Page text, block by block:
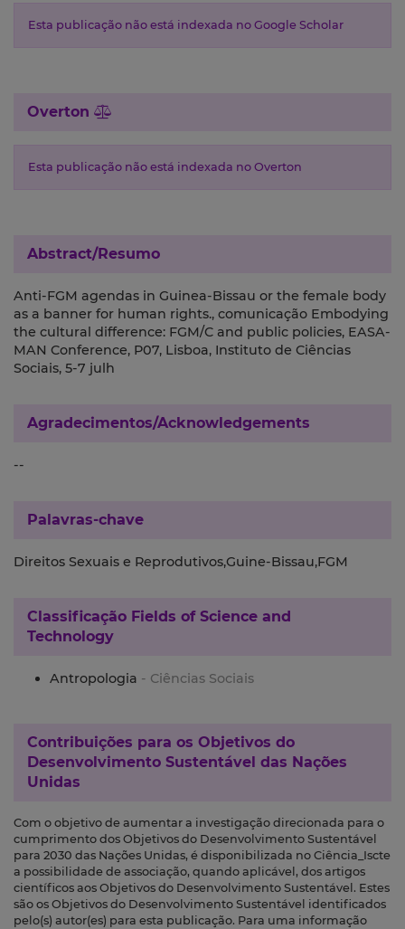
Esta publicação não está indexada no Google Scholar
Overton
Esta publicação não está indexada no Overton
Abstract/Resumo
Anti-FGM agendas in Guinea-Bissau or the female body
as a banner for human rights., comunicação Embodying
the cultural difference: FGM/C and public policies, EASA-
MAN Conference, P07, Lisboa, Instituto de Ciências
Sociais, 5-7 julh
Agradecimentos/Acknowledgements
--
Palavras-chave
Direitos Sexuais e Reprodutivos,Guine-Bissau,FGM
Classificação Fields of Science and
Technology
Antropologia - Ciências Sociais
Contribuições para os Objetivos do
Desenvolvimento Sustentável das Nações
Unidas
Com o objetivo de aumentar a investigação direcionada para o
cumprimento dos Objetivos do Desenvolvimento Sustentável
para 2030 das Nações Unidas, é disponibilizada no Ciência_Iscte
a possibilidade de associação, quando aplicável, dos artigos
científicos aos Objetivos do Desenvolvimento Sustentável. Estes
são os Objetivos do Desenvolvimento Sustentável identificados
pelo(s) autor(es) para esta publicação. Para uma informação